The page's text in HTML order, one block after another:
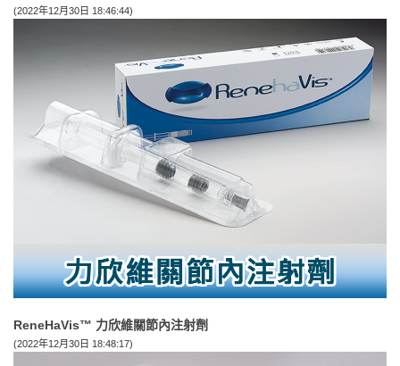
(2022年12月30日 18:46:44)
ReneHaVis™ 力欣維關節內注射劑
(2022年12月30日 18:48:17)